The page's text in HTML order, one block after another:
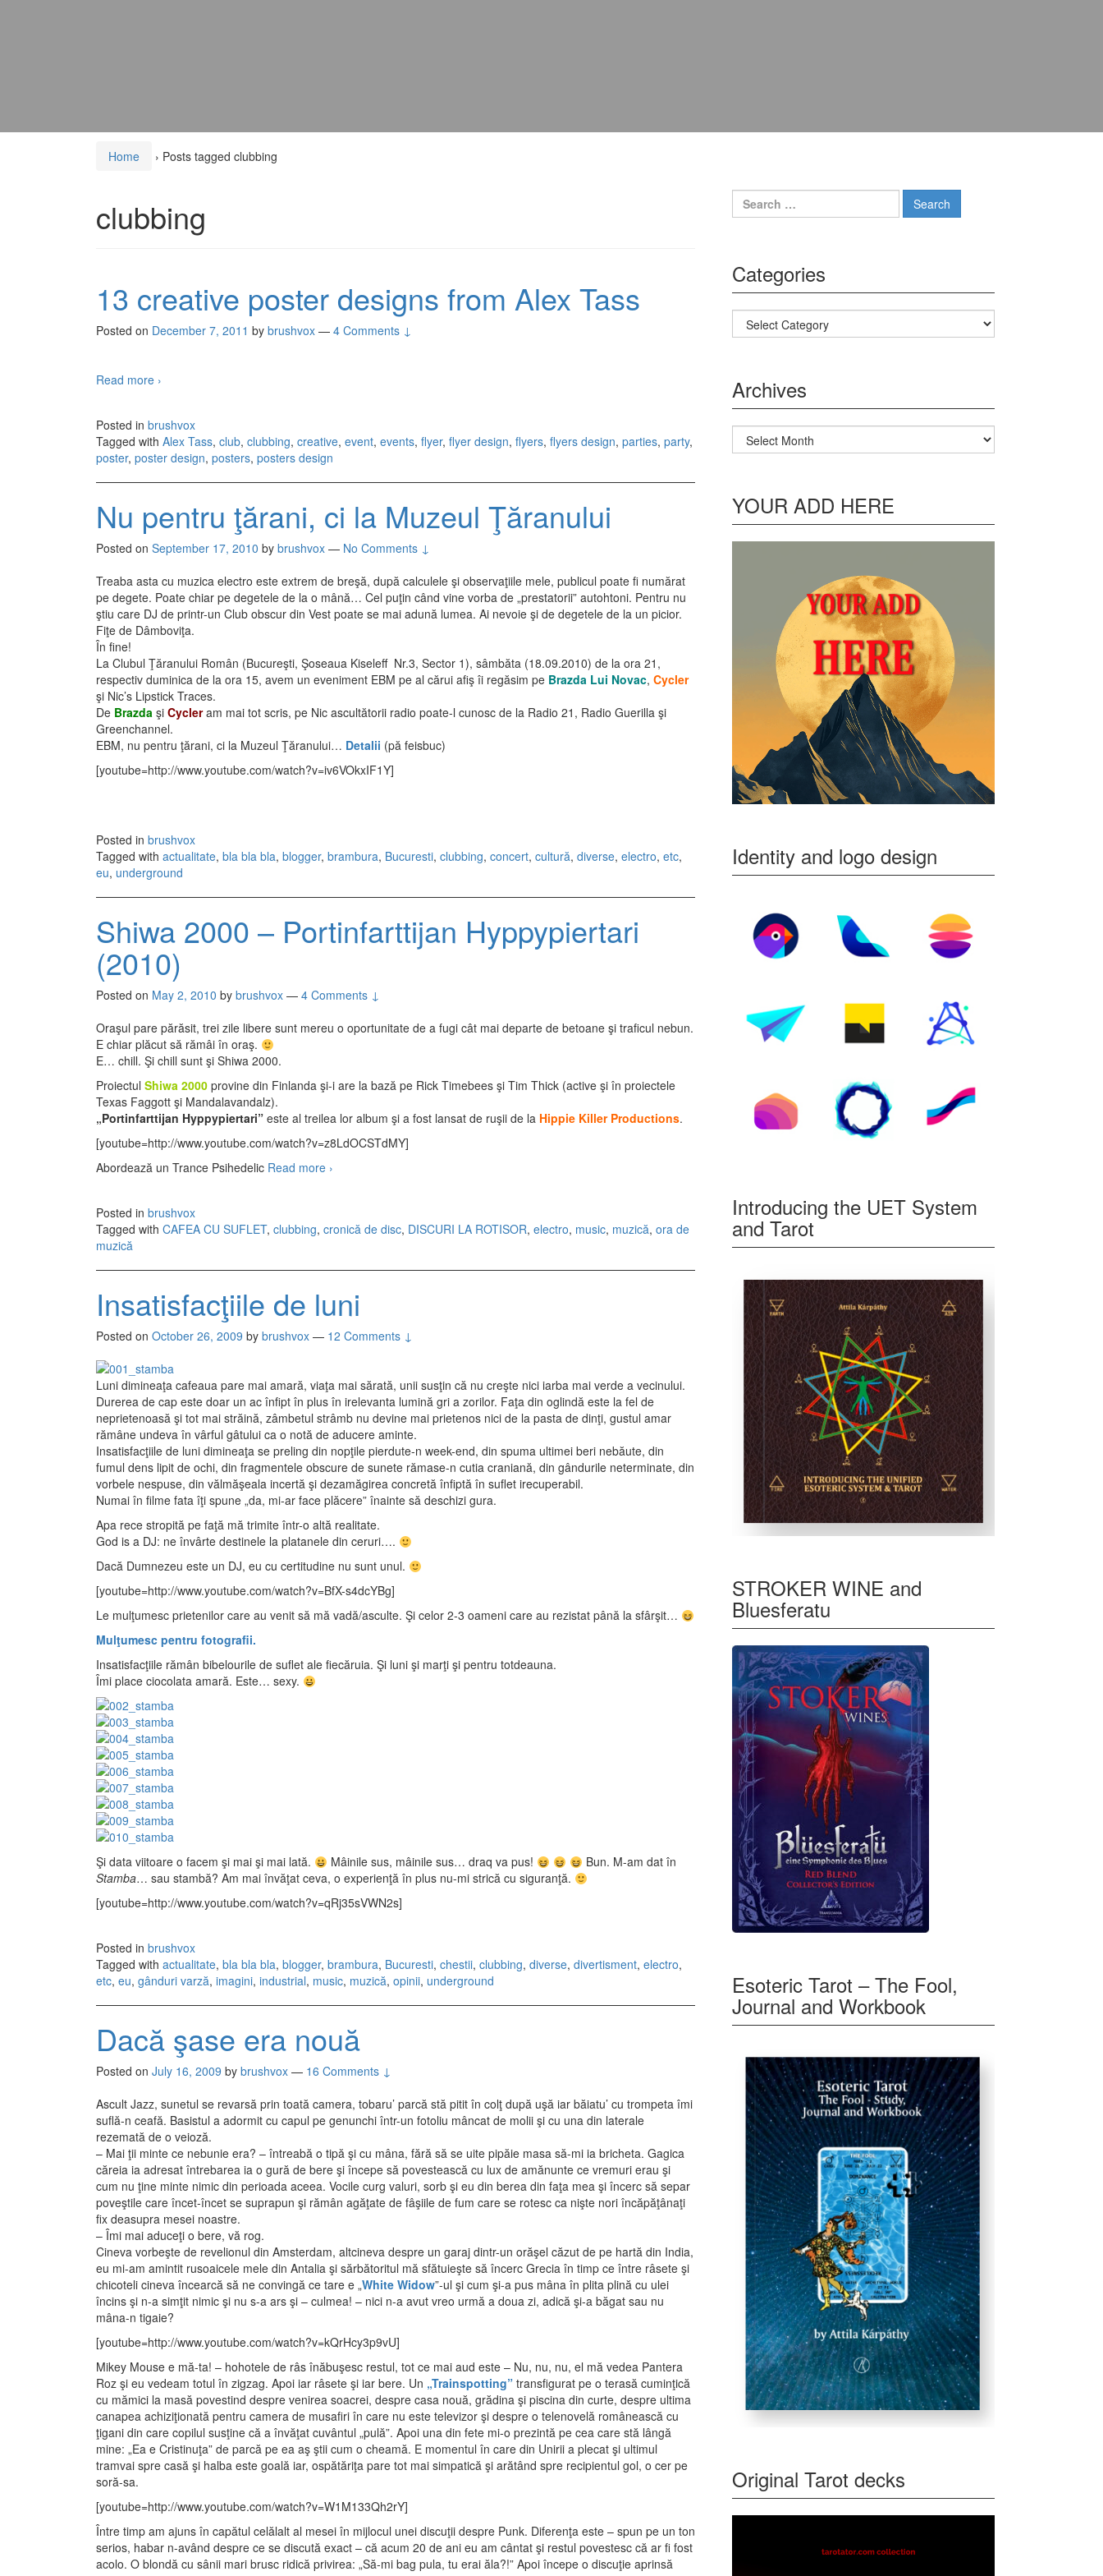
Home › Posts tagged clubbing
clubbing
13 creative poster designs from Alex Tass
Posted on December 7, 2011 by brushvox — 4 Comments ↓
Read more 13 creative poster designs from Alex Tass
›
Posted in brushvox
Tagged with Alex Tass, club, clubbing, creative, event, events, flyer, flyer design, flyers, flyers design, parties, party,
poster, poster design, posters, posters design
Nu pentru ţărani, ci la Muzeul Ţăranului
Posted on September 17, 2010 by brushvox — No Comments ↓
Treaba asta cu muzica electro este extrem de breşă, după calculele şi observaţiile mele, publicul poate fi numărat
pe degete. Poate chiar pe degetele de la o mână… Cel puţin când vine vorba de „prestatorii” autohtoni. Pentru nu
ştiu care DJ de printr-un Club obscur din Vest poate se mai adună lumea. Ai nevoie şi de degetele de la un picior.
Fiţe de Dâmboviţa.
În fine!
La Clubul Ţăranului Român (Bucureşti, Şoseaua Kiseleff Nr.3, Sector 1), sâmbăta (18.09.2010) de la ora 21,
respectiv duminica de la ora 15, avem un eveniment EBM pe al cărui afiş îi regăsim pe Brazda Lui Novac, Cycler
şi Nic’s Lipstick Traces.
De Brazda şi Cycleram mai tot scris, pe Nic ascultătorii radio poate-l cunosc de la Radio 21, Radio Guerilla şi
Greenchannel.
EBM, nu pentru ţărani, ci la Muzeul Ţăranului… Detalii (pă feisbuc)
[youtube=http://www.youtube.com/watch?v=iv6VOkxIF1Y]
Posted in brushvox
Tagged with actualitate, bla bla bla, blogger, brambura, Bucuresti, clubbing, concert, cultură, diverse, electro, etc,
eu, underground
Shiwa 2000 – Portinfarttijan Hyppypiertari
(2010)
Posted on May 2, 2010 by brushvox — 4 Comments ↓
Oraşul pare părăsit, trei zile libere sunt mereu o oportunitate de a fugi cât mai departe de betoane şi traficul nebun.
E chiar plăcut să rămâi în oraş.
E… chill. Şi chill sunt şi Shiwa 2000.
Proiectul Shiwa 2000 provine din Finlanda şi-i are la bază pe Rick Timebees şi Tim Thick (active şi în proiectele
Texas Faggott şi Mandalavandalz).
„Portinfarttijan Hyppypiertari” este al treilea lor album şi a fost lansat de ruşii de la Hippie Killer Productions.
[youtube=http://www.youtube.com/watch?v=z8LdOCSTdMY]
Abordează un Trance Psihedelic Read more Shiwa 2000 – Portinfarttijan Hyppypiertari (2010)
›
Posted in brushvox
Tagged with CAFEA CU SUFLET, clubbing, cronică de disc, DISCURI LA ROTISOR, electro, music, muzică, ora de
muzică
Insatisfacţiile de luni
Posted on October 26, 2009 by brushvox — 12 Comments ↓
Luni dimineaţa cafeaua pare mai amară, viaţa mai sărată, unii susţin că nu creşte nici iarba mai verde a vecinului.
Durerea de cap este doar un ac înfipt în plus în irelevanta lumină gri a zorilor. Faţa din oglindă este la fel de
neprietenoasă şi tot mai străină, zâmbetul strâmb nu devine mai prietenos nici de la pasta de dinţi, gustul amar
rămâne undeva în vârful gâtului ca o notă de aducere aminte.
Insatisfacţiile de luni dimineaţa se preling din nopţile pierdute-n week-end, din spuma ultimei beri nebăute, din
fumul dens lipit de ochi, din fragmentele obscure de sunete rămase-n cutia craniană, din gândurile neterminate, din
vorbele nespuse, din vălmăşeala incertă şi dezamăgirea concretă înfiptă în suflet irecuperabil.
Numai în filme fata îţi spune „da, mi-ar face plăcere” înainte să deschizi gura.
Apa rece stropită pe faţă mă trimite într-o altă realitate.
God is a DJ: ne învârte destinele la platanele din ceruri….
Dacă Dumnezeu este un DJ, eu cu certitudine nu sunt unul.
[youtube=http://www.youtube.com/watch?v=BfX-s4dcYBg]
Le mulţumesc prietenilor care au venit să mă vadă/asculte. Şi celor 2-3 oameni care au rezistat până la sfârşit…
Mulţumesc pentru fotografii.
Insatisfacţiile rămân bibelourile de suflet ale fiecăruia. Şi luni şi marţi şi pentru totdeauna.
Îmi place ciocolata amară. Este… sexy.
Şi data viitoare o facem şi mai şi mai lată. Mâinile sus, mâinile sus… draq va pus!
Bun. M-am dat în
Stamba… sau stambă? Am mai învăţat ceva, o experienţă în plus nu-mi strică cu siguranţă.
[youtube=http://www.youtube.com/watch?v=qRj35sVWN2s]
Posted in brushvox
Tagged with actualitate, bla bla bla, blogger, brambura, Bucuresti, chestii, clubbing, diverse, divertisment, electro,
etc, eu, gânduri varză, imagini, industrial, music, muzică, opinii, underground
Dacă şase era nouă
Posted on July 16, 2009 by brushvox — 16 Comments ↓
Ascult Jazz, sunetul se revarsă prin toată camera, tobaru’ parcă stă pitit în colţ după uşă iar băiatu’ cu trompeta îmi
suflă-n ceafă. Basistul a adormit cu capul pe genunchi într-un fotoliu mâncat de molii şi cu una din laterale
rezemată de o veioză.
– Mai ţii minte ce nebunie era? – întreabă o tipă şi cu mâna, fără să se uite pipăie masa să-mi ia bricheta. Gagica
căreia ia adresat întrebarea ia o gură de bere şi începe să povestească cu lux de amănunte ce vremuri erau şi
cum nu ţine minte nimic din perioada aceea. Vocile curg valuri, sorb şi eu din berea din faţa mea şi încerc să separ
poveştile care încet-încet se suprapun şi rămân agăţate de fâşiile de fum care se rotesc ca nişte nori încăpăţânaţi
fix deasupra mesei noastre.
– Îmi mai aduceţi o bere, vă rog.
Cineva vorbeşte de revelionul din Amsterdam, altcineva despre un garaj dintr-un orăşel căzut de pe hartă din India,
eu mi-am amintit rusoaicele mele din Antalia şi sărbătoritul mă sfătuieşte să încerc Grecia în timp ce între râsete şi
chicoteli cineva încearcă să ne convingă ce tare e „White Widow”-ul şi cum şi-a pus mâna în plita plină cu ulei
încins şi n-a simţit nimic şi nu s-a ars şi – culmea! – nici n-a avut vreo urmă a doua zi, adică şi-a băgat sau nu
mâna-n tigaie?
[youtube=http://www.youtube.com/watch?v=kQrHcy3p9vU]
Mikey Mouse e mă-ta! – hohotele de râs înăbuşesc restul, tot ce mai aud este – Nu, nu, nu, el mă vedea Pantera
Roz şi eu vedeam totul în zigzag. Apoi iar râsete şi iar bere. Un „Trainspotting” transfigurat pe o terasă cuminţică
cu mămici la masă povestind despre venirea soacrei, despre casa nouă, grădina şi piscina din curte, despre ultima
canapea achiziţionată pentru camera de musafiri în care nu este televizor şi despre o telenovelă românească cu
ţigani din care copilul susţine că a învăţat cuvântul „pulă”. Apoi una din fete mi-o prezintă pe cea care stă lângă
mine: „Ea e Cristinuţa” de parcă pe ea aş ştii cum o cheamă. E momentul în care din Unirii a plecat şi ultimul
tramvai spre casă şi halba este goală iar, ospătăriţa pare tot mai simpatică şi arătând spre recipientul gol, o cer pe
soră-sa.
[youtube=http://www.youtube.com/watch?v=W1M133Qh2rY]
Între timp am ajuns în capătul celălalt al mesei în mijlocul unei discuţii despre Punk. Diferenţa este – spun pe un ton
serios, habar n-având despre ce se discută exact – că acum 20 de ani eu am cântat şi restul povestesc că ar fi fost
acolo. O blondă cu sânii mari brusc ridică privirea: „Să-mi bag pula, tu erai ăla?!” Apoi începe o discuţie aprinsă
Search for:
Categories
Categories
Archives
Archives
YOUR ADD HERE
Identity and logo design
Introducing the UET System
and Tarot
STROKER WINE and
Bluesferatu
Esoteric Tarot – The Fool,
Journal and Workbook
Original Tarot decks